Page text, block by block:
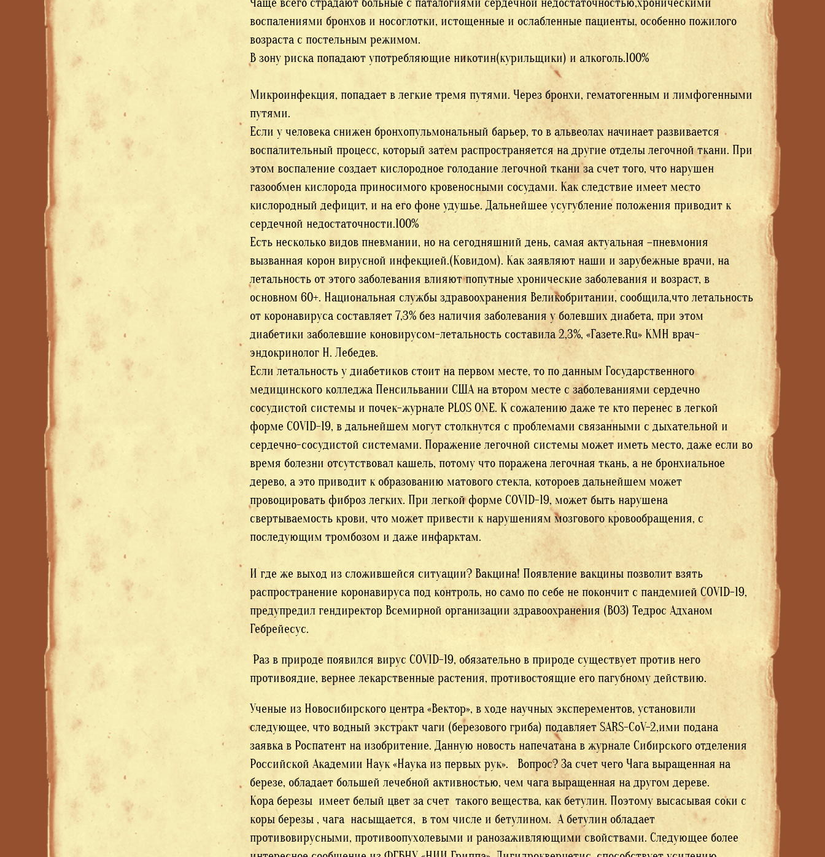
воспалениями бронхов и носоглотки, истощенные и ослабленные пациенты, особенно пожилого
возраста с постельным режимом.
В зону риска попадают употребляющие никотин(курильщики) и алкоголь.100%
Микроинфекция, попадает в легкие тремя путями. Через бронхи, гематогенным и лимфогенными
путями.
Если у человека снижен бронхопульмональный барьер, то в альвеолах начинает развивается
воспалительный процесс, который затем распространяется на другие отделы легочной ткани. При
этом воспаление создает кислородное голодание легочной ткани за счет того, что нарушен
газообмен кислорода приносимого кровеносными сосудами. Как следствие имеет место
кислородный дефицит, и на его фоне удушье. Дальнейшее усугубление положения приводит к
сердечной недостаточности.100%
Есть несколько видов пневмании, но на сегодняшний день, самая актуальная –пневмония
вызванная корон вирусной инфекцией.(Ковидом). Как заявляют наши и зарубежные врачи, на
летальность от этого заболевания влияют попутные хронические заболевания и возраст, в
основном 60+. Национальная службы здравоохранения Великобритании, сообщила,что летальность
от коронавируса составляет 7,3% без наличия заболевания у болевших диабета, при этом
диабетики заболевшие коновирусом-летальность составила 2,3%, «Газете.Ru» КМН врач-
эндокринолог Н. Лебедев.
Если летальность у диабетиков стоит на первом месте, то по данным Государственного
медицинского колледжа Пенсильвании США на втором месте с заболеваниями сердечно
сосудистой системы и почек-журнале PLOS ONE. К сожалению даже те кто перенес в легкой
форме COVID-19, в дальнейшем могут столкнутся с проблемами связанными с дыхательной и
сердечно-сосудистой системами. Поражение легочной системы может иметь место, даже если во
время болезни отсутствовал кашель, потому что поражена легочная ткань, а не бронхиальное
дерево, а это приводит к образованию матового стекла, котороев дальнейшем может
провоцировать фиброз легких. При легкой форме COVID-19, может быть нарушена
свертываемость крови, что может привести к нарушениям мозгового кровообращения, с
последующим тромбозом и даже инфарктам.
И где же выход из сложившейся ситуации? Вакцина! Появление вакцины позволит взять
распространение коронавируса под контроль, но само по себе не покончит с пандемией COVID-19,
предупредил гендиректор Всемирной организации здравоохранения (ВОЗ) Тедрос Адханом
Гебрейесус.
Раз в природе появился вирус COVID-19, обязательно в природе существует против него
противоядие, вернее лекарственные растения, противостоящие его пагубному действию.
Ученые из Новосибирского центра «Вектор», в ходе научных эксперементов, установили
следующее, что водный экстракт чаги (березового гриба) подавляет SARS-CoV-2,ими подана
заявка в Роспатент на изобритение. Данную новость напечатана в журнале Сибирского отделения
Российской Академии Наук «Наука из первых рук». Вопрос? За счет чего Чага выращенная на
березе, обладает большей лечебной активностью, чем чага выращенная на другом дереве.
Кора березы имеет белый цвет за счет такого вещества, как бетулин. Поэтому высасывая соки с
коры березы , чага насыщается, в том числе и бетулином. А бетулин обладает
противовирусными, противоопухолевыми и ранозаживляющими свойствами. Следующее более